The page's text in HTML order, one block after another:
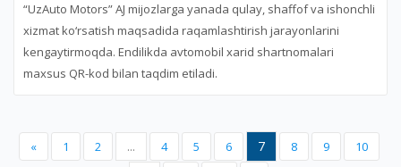
“UzAuto Motors” AJ mijozlarga yanada qulay, shaffof va ishonchli
xizmat ko‘rsatish maqsadida raqamlashtirish jarayonlarini
kengaytirmoqda. Endilikda avtomobil xarid shartnomalari
maxsus QR-kod bilan taqdim etiladi.
« 1 2 ... 4 5 6 7 8 9
10